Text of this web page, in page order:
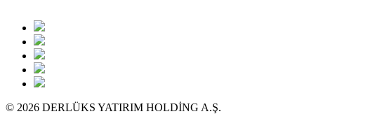
© 2026 DERLÜKS YATIRIM HOLDİNG A.Ş.